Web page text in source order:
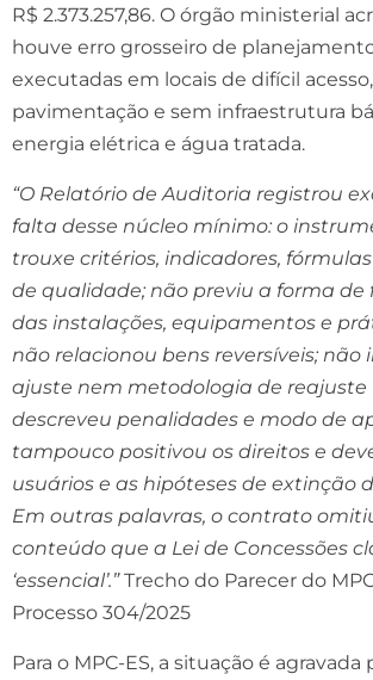
R$ 2.373.257,86. O órgão ministerial
houve erro grosseiro de
executadas em locais de difícil
pavimentação e sem infraestrutura
energia elétrica e água tratada.
“O Relatório de Auditoria registrou
falta desse núcleo mínimo: o
trouxe critérios, indicadores,
de qualidade; não previu a forma de
das instalações, equipamentos e
não relacionou bens reversíveis; não
ajuste nem metodologia de reajuste
descreveu penalidades e modo de
tampouco positivou os direitos e
usuários e as hipóteses de extinção
Em outras palavras, o contrato
conteúdo que a Lei de Concessões
‘essencial’.”Trecho do Parecer do
Processo 304/2025
Para o MPC-ES, a situação é agravada